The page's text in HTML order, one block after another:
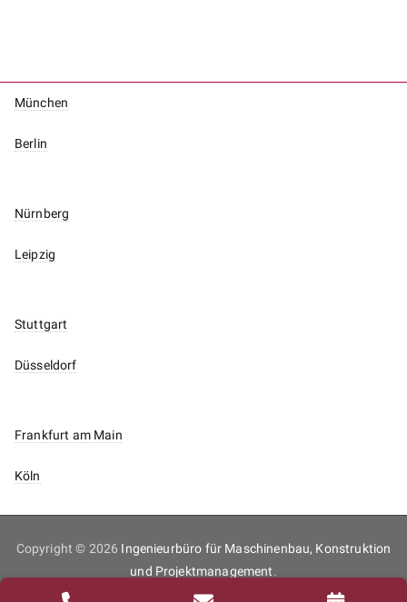
München
Berlin
Nürnberg
Leipzig
Stuttgart
Düsseldorf
Frankfurt am Main
Köln
Copyright © 2026 Ingenieurbüro für Maschinenbau, Konstruktion
und Projektmanagement.
Inhaltsverzeichnis
Impressum Kontakt